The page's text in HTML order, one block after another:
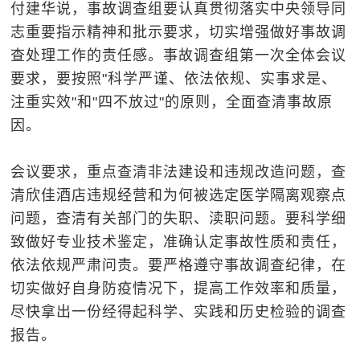
付建华说，事故调查组要认真贯彻落实中央领导同
志重要指示精神和批示要求，切实增强做好事故调
查处理工作的责任感。事故调查组第一次全体会议
要求，要按照"科学严谨、依法依规、实事求是、
注重实效"和"四不放过"的原则，全面查清事故原
因。
会议要求，重点查清非法建设和违规改造问题，查
清欣佳酒店违规经营和为何被选定医学隔离观察点
问题，查清有关部门的失职、渎职问题。要科学细
致做好专业技术鉴定，准确认定事故性质和责任，
依法依规严肃问责。要严格遵守事故调查纪律，在
切实做好自身防疫情况下，提高工作效率和质量，
尽快拿出一份经得起科学、实践和历史检验的调查
报告。